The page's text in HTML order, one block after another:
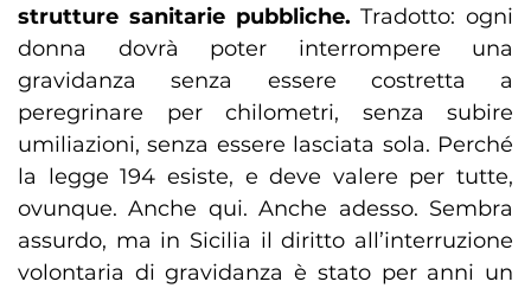
strutture sanitarie pubbliche. Tradotto: ogni
donna dovrà poter interrompere una
gravidanza senza essere costretta a
peregrinare per chilometri, senza subire
umiliazioni, senza essere lasciata sola. Perché
la legge 194 esiste, e deve valere per tutte,
ovunque. Anche qui. Anche adesso. Sembra
assurdo, ma in Sicilia il diritto all’interruzione
volontaria di gravidanza è stato per anni un